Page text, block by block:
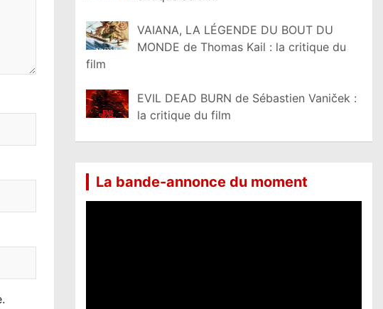
VAIANA, LA LÉGENDE DU BOUT DU
MONDE de Thomas Kail : la critique du
film
EVIL DEAD BURN de Sébastien Vaniček :
la critique du film
La bande-annonce du moment